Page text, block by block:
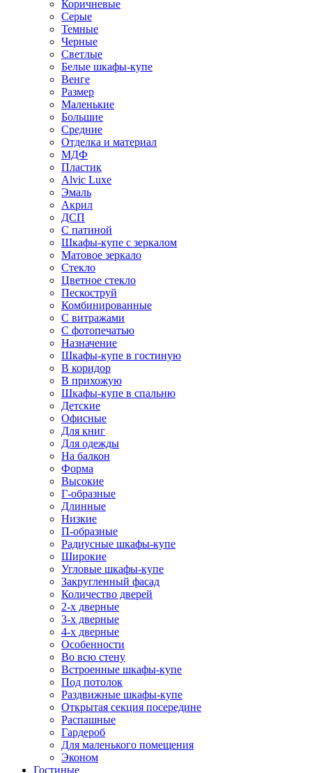
Коричневые
Серые
Темные
Черные
Светлые
Белые шкафы-купе
Венге
Размер
Маленькие
Большие
Средние
Отделка и материал
МДФ
Пластик
Alvic Luxe
Эмаль
Акрил
ДСП
С патиной
Шкафы-купе с зеркалом
Матовое зеркало
Стекло
Цветное стекло
Пескоструй
Комбинированные
С витражами
С фотопечатью
Назначение
Шкафы-купе в гостиную
В коридор
В прихожую
Шкафы-купе в спальню
Детские
Офисные
Для книг
Для одежды
На балкон
Форма
Высокие
Г-образные
Длинные
Низкие
П-образные
Радиусные шкафы-купе
Широкие
Угловые шкафы-купе
Закругленный фасад
Количество дверей
2-х дверные
3-х дверные
4-х дверные
Особенности
Во всю стену
Встроенные шкафы-купе
Под потолок
Раздвижные шкафы-купе
Открытая секция посередине
Распашные
Гардероб
Для маленького помещения
Эконом
Гостиные